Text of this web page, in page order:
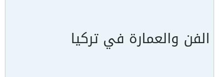
الفن والعمارة في تركيا